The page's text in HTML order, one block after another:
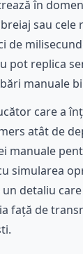
în
sau cele
de
pot replica
manuale
care a
atât de
manuale
simularea
detaliu
față de